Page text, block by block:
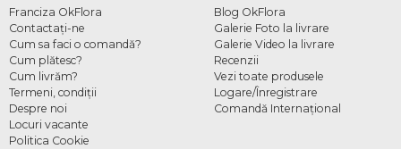
Franciza OkFlora
Contactaţi-ne
Cum sa faci o comandă?
Cum plătesc?
Cum livrăm?
Termeni, condiţii
Despre noi
Locuri vacante
Politica Cookie
Blog OkFlora
Galerie Foto la livrare
Galerie Video la livrare
Recenzii
Vezi toate produsele
Logare/Înregistrare
Comandă Internațional